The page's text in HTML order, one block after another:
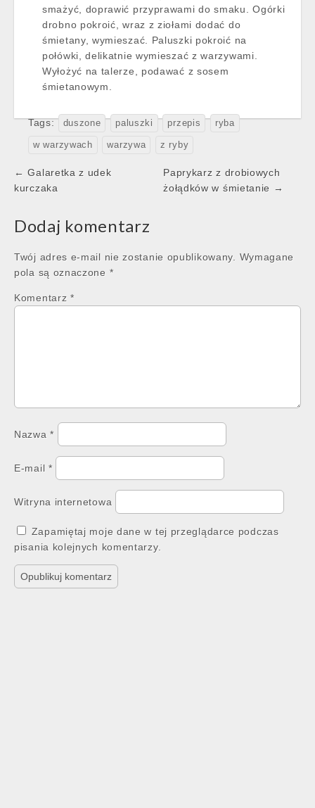
smażyć, doprawić przyprawami do smaku. Ogórki
drobno pokroić, wraz z ziołami dodać do
śmietany, wymieszać. Paluszki pokroić na
połówki, delikatnie wymieszać z warzywami.
Wyłożyć na talerze, podawać z sosem
śmietanowym.
Tags: duszone paluszki przepis ryba
w warzywach warzywa z ryby
Post
navigation
← Galaretka z udek
kurczaka
Paprykarz z drobiowych
żołądków w śmietanie →
Dodaj komentarz
Twój adres e-mail nie zostanie opublikowany.
Wymagane
pola są oznaczone *
Komentarz *
Nazwa*
E-mail *
Witryna internetowa
Zapamiętaj moje dane w tej przeglądarce podczas
pisania kolejnych komentarzy.